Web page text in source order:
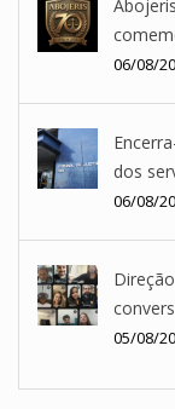
06/08/
dos
06/08/
05/08/